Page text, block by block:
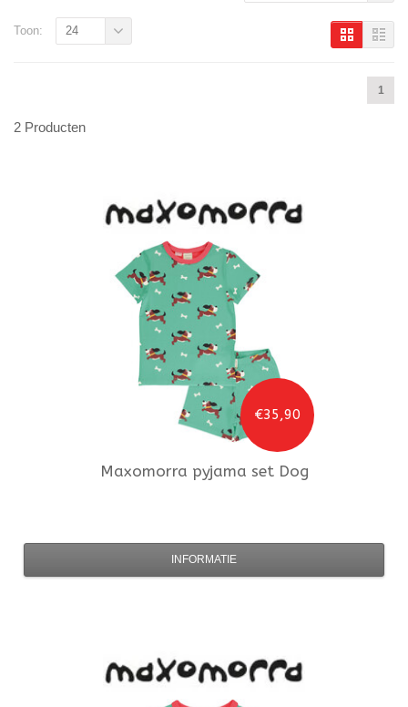
1
Toon: 24
2 Producten
€35,90
Maxomorra pyjama set Dog
INFORMATIE